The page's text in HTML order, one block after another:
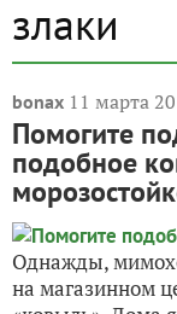
злаки
bonax 11 марта
Помогите
подобное
Однажды,
на магазинном